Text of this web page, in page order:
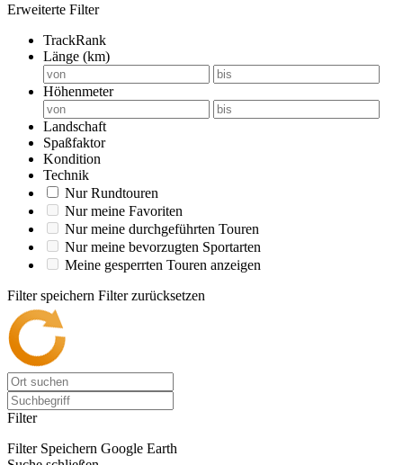
Erweiterte Filter
TrackRank
Länge (km)
Höhenmeter
Landschaft
Spaßfaktor
Kondition
Technik
Nur Rundtouren
Nur meine Favoriten
Nur meine durchgeführten Touren
Nur meine bevorzugten Sportarten
Meine gesperrten Touren anzeigen
Filter speichern Filter zurücksetzen
Filter
Filter Speichern Google Earth